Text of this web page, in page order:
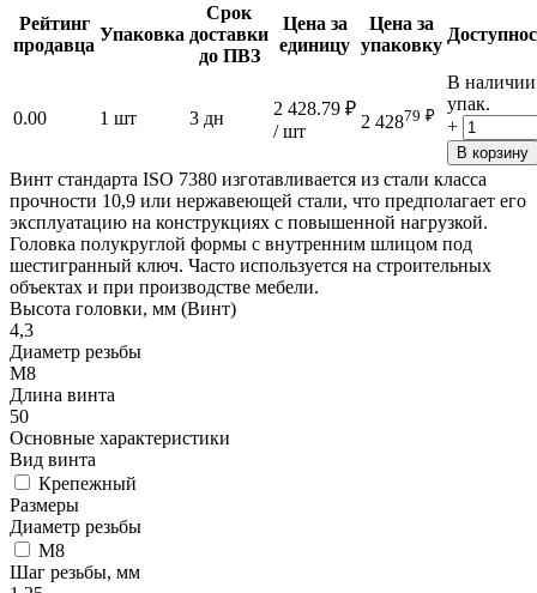
Рейтинг
продавца
Упаковка
Срок
доставки
до ПВЗ
Цена за
единицу
Цена за
упаковку
0.00 1 шт 3 дн 2 428.79 ₽
/ шт
2 42879 ₽
В
упак.
+
В корзину
Винт стандарта ISO 7380 изготавливается из стали класса
прочности 10,9 или нержавеющей стали, что предполагает его
эксплуатацию на конструкциях с повышенной нагрузкой.
Головка полукруглой формы с внутренним шлицом под
шестигранный ключ. Часто используется на строительных
объектах и при производстве мебели.
Высота головки, мм (Винт)
4,3
Диаметр резьбы
М8
Длина винта
50
Основные характеристики
Вид винта
Крепежный
Размеры
Диаметр резьбы
М8
Шаг резьбы, мм